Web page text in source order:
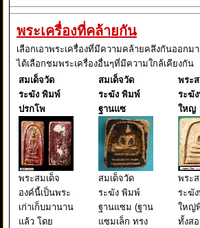
พระเครื่องที่คล้ายกัน
เลือกเอาพระเครื่องที่มีความคล้ายคลึงกันออกม
ได้เลือกชมพระเครื่องอื่นๆที่มีความใกล้เคียงกัน
สมเด็จวัด
ระฆัง พิมพ์
ปรกโพ
พระสมเด็จ
องค์นี้เป็นพระ
เก่าเก็บมานาน
แล้ว โดย
สมเด็จวัด
ระฆัง พิมพ์
ฐานแซ
สมเด็จวัด
ระฆัง พิมพ์
ฐานแซม (ฐาน
แซมเล็ก ทรง
พระ
ระฆั
ใหญ
พระ
ระฆั
ใหญ่
ทั้งส